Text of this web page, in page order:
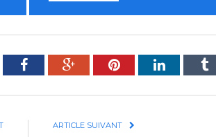
FacebookGoogle+PinterestLinkedIn
ARTICLE SUIVANT